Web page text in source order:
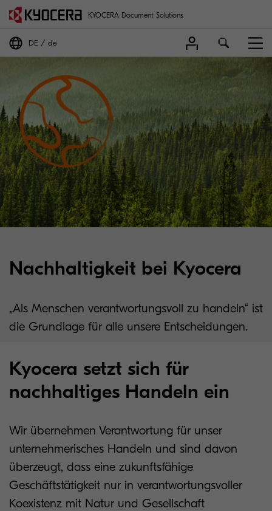
KYOCERA Document Solutions
DE de
Nachhaltigkeit bei Kyocera
„Als Menschen verantwortungsvoll zu handeln“ ist
die Grundlage für alle unsere Entscheidungen.
Kyocera setzt sich für
nachhaltiges Handeln ein
Wir übernehmen Verantwortung für unser
unternehmerisches Handeln und sind davon
überzeugt, dass eine zukunftsfähige
Geschäftstätigkeit nur in verantwortungsvoller
Koexistenz mit Natur und Gesellschaft